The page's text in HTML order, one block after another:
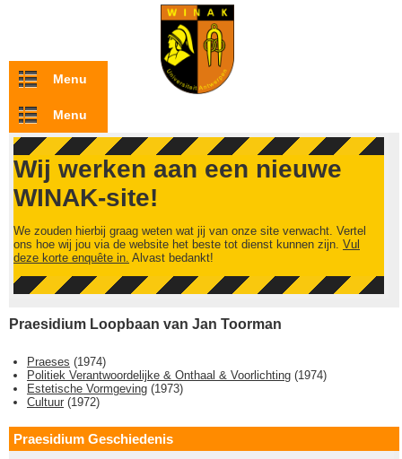
Overslaan en naar de inhoud gaan
Menu
Menu
Wij werken aan een nieuwe
WINAK-site!
We zouden hierbij graag weten wat jij van onze site verwacht. Vertel
ons hoe wij jou via de website het beste tot dienst kunnen zijn. Vul
deze korte enquête in. Alvast bedankt!
Praesidium Loopbaan van Jan Toorman
Praeses (1974)
Politiek Verantwoordelijke & Onthaal & Voorlichting (1974)
Estetische Vormgeving (1973)
Cultuur (1972)
Praesidium Geschiedenis